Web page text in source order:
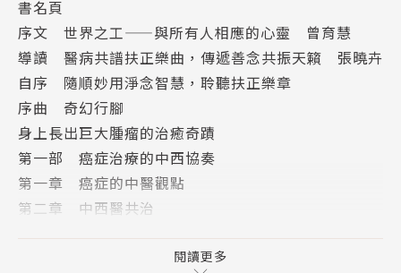
世間萬物本來面目都是一樣的，用顯微鏡看或望遠鏡
看，會得到截然不同的畫面，只不過是因為焦距不同，
觀點有異而已。學習放下我執偏見，反倒能兼採各家的
智慧和長處，讓自癒的因子如可聞不可見的樂曲一般，
處處充盈、隨處能得。
音樂無處不在，當音符從你我耳邊飄過，就像郵差送來
一封信，上面寫著「扶正的樂章」，大家放輕鬆來聆聽
開啟奇幻行腳的序曲，再來是癌症全方位中西治療的協
書名頁
序文 世界之工——與所有人相應的心靈 曾育慧
導讀 醫病共譜扶正樂曲，傳遞善念共振天籟 張曉卉
自序 隨順妙用淨念智慧，聆聽扶正樂章
序曲 奇幻行腳
身上長出巨大腫瘤的治癒奇蹟
第一部 癌症治療的中西協奏
第一章 癌症的中醫觀點
第二章 中西醫共治
中西醫共治，胰臟癌復發也能長期存活
閱讀更多